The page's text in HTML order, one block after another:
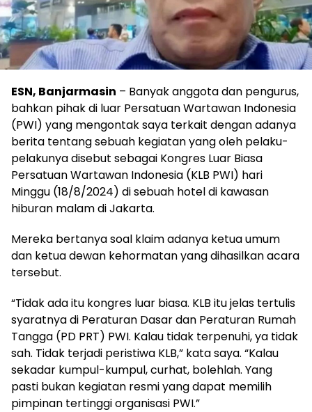
ESN, Banjarmasin – Banyak anggota dan pengurus,
bahkan pihak di luar Persatuan Wartawan Indonesia
(PWI) yang mengontak saya terkait dengan adanya
berita tentang sebuah kegiatan yang oleh pelaku-
pelakunya disebut sebagai Kongres Luar Biasa
Persatuan Wartawan Indonesia (KLB PWI) hari
Minggu (18/8/2024) di sebuah hotel di kawasan
hiburan malam di Jakarta.
Mereka bertanya soal klaim adanya ketua umum
dan ketua dewan kehormatan yang dihasilkan acara
tersebut.
“Tidak ada itu kongres luar biasa. KLB itu jelas tertulis
syaratnya di Peraturan Dasar dan Peraturan Rumah
Tangga (PD PRT) PWI. Kalau tidak terpenuhi, ya tidak
sah. Tidak terjadi peristiwa KLB,” kata saya. “Kalau
sekadar kumpul-kumpul, curhat, bolehlah. Yang
pasti bukan kegiatan resmi yang dapat memilih
pimpinan tertinggi organisasi PWI.”